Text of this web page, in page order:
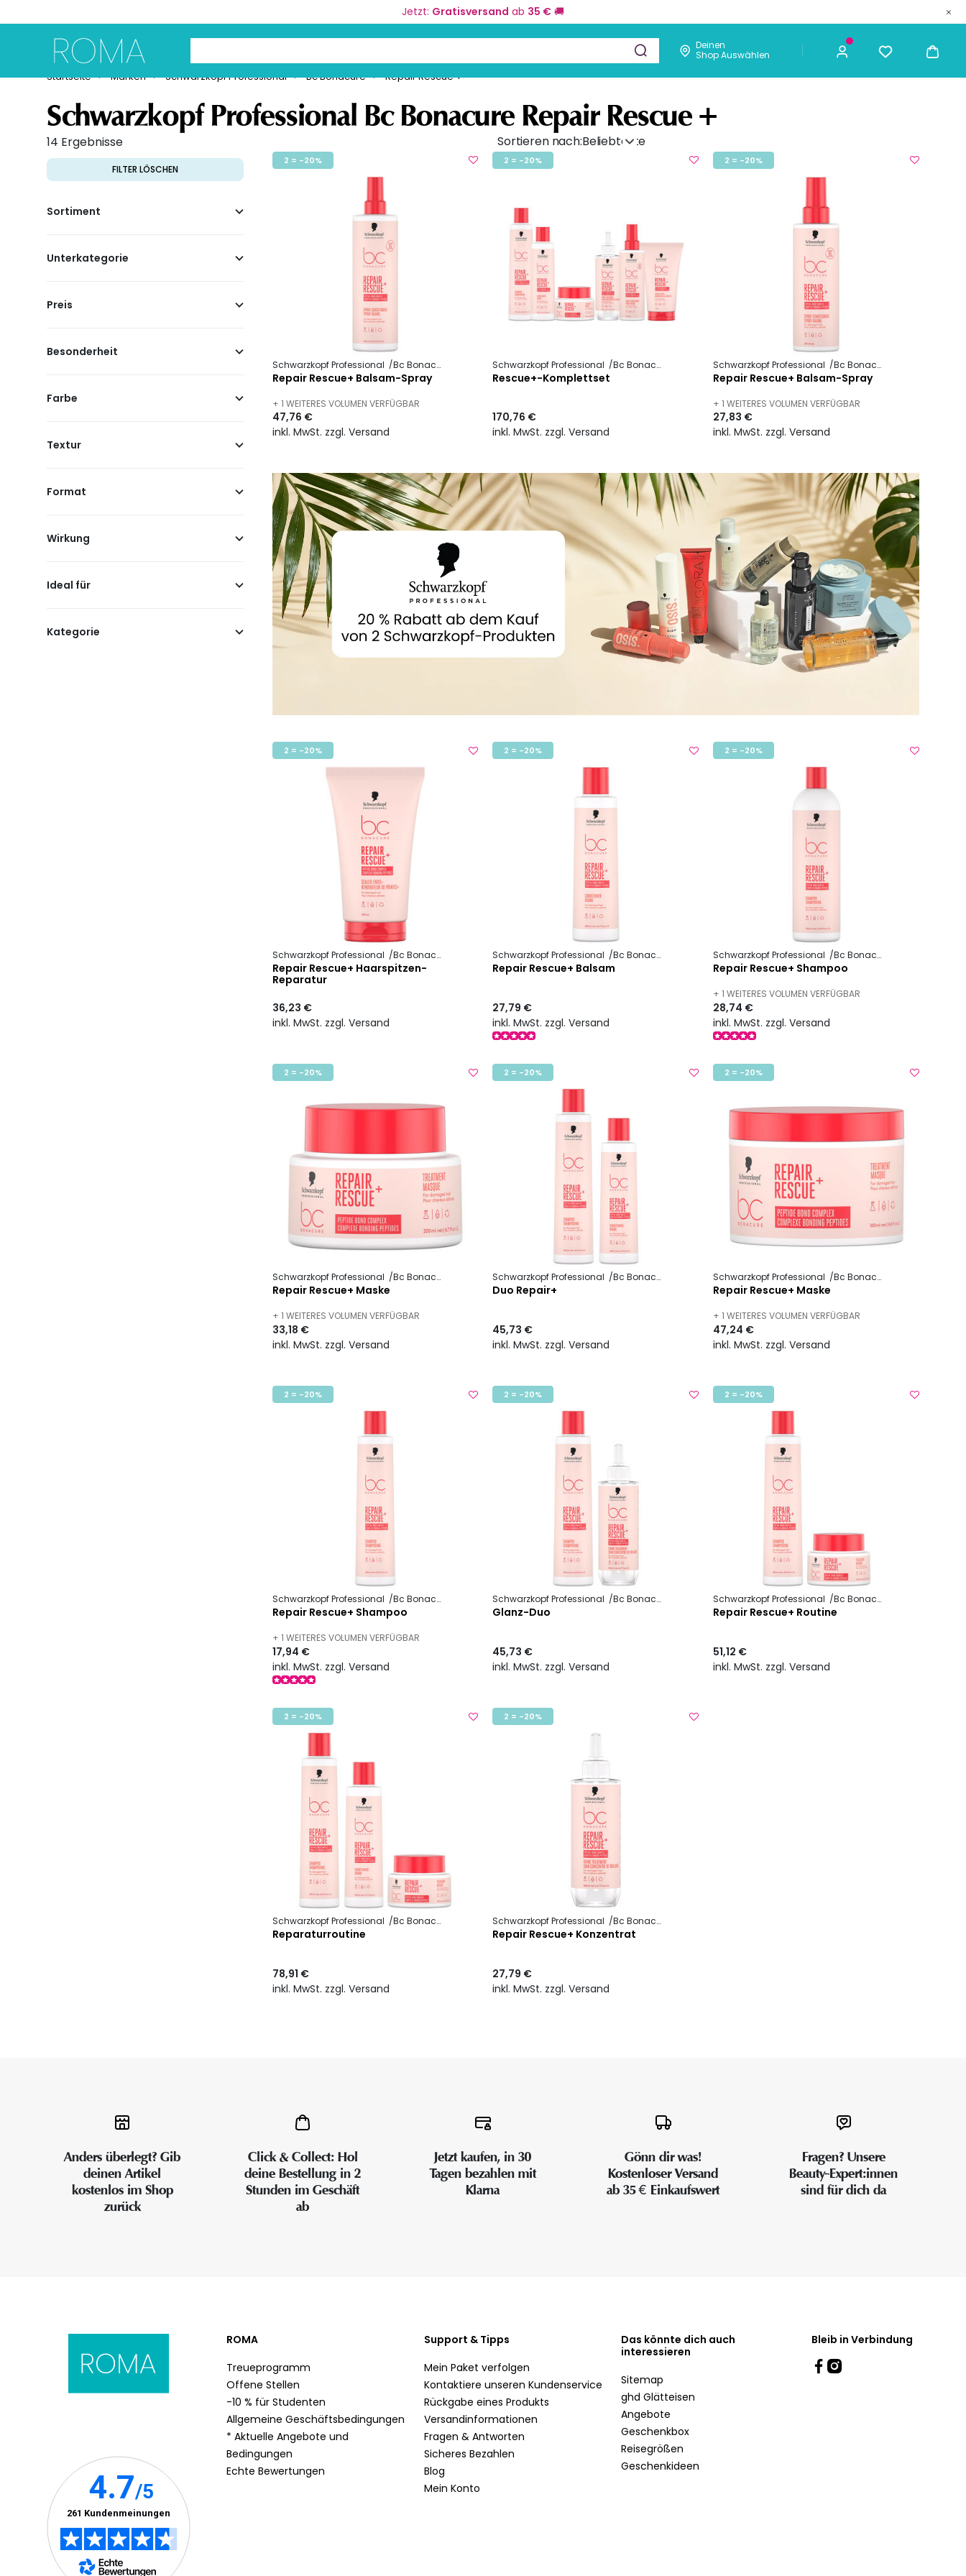
Jetzt: Gratisversand ab 35 € 🚚
Deinen
Shop Auswählen
Marken Kosmetik Männer
Chaarmant
Startseite
Marken Schwarzkopf Professional Bc Bonacure Repair Rescue +
Schwarzkopf Professional Bc Bonacure Repair Rescue +
Sortieren nach:Beliebteste
14 Ergebnisse
FILTER LÖSCHEN
Sortiment
Unterkategorie
Preis
Besonderheit
Farbe
Textur
Format
Wirkung
Ideal für
Kategorie
2 = -20%
Schwarzkopf Professional Bc Bonacure Repair Rescue +
Repair Rescue+ Balsam-Spray
+ 1 WEITERES VOLUMEN VERFÜGBAR
47,76 €
inkl. MwSt. zzgl. Versand
2 = -20%
Schwarzkopf Professional Bc Bonacure Repair Rescue +
Rescue+-Komplettset
170,76 €
inkl. MwSt. zzgl. Versand
2 = -20%
Schwarzkopf Professional Bc Bonacure
Repair Rescue+ Balsam-Spray
+ 1 WEITERES VOLUMEN VERFÜGBAR
27,83 €
inkl. MwSt. zzgl. Versand
2 = -20%
Schwarzkopf Professional Bc Bonacure Repair Rescue +
Repair Rescue+ Haarspitzen-
Reparatur
36,23 €
inkl. MwSt. zzgl. Versand
2 = -20%
Schwarzkopf Professional Bc Bonacure Repair Rescue +
Repair Rescue+ Balsam
27,79 €
inkl. MwSt. zzgl. Versand
2 = -20%
Schwarzkopf Professional Bc Bonacure
Repair Rescue+ Shampoo
+ 1 WEITERES VOLUMEN VERFÜGBAR
28,74 €
inkl. MwSt. zzgl. Versand
2 = -20%
Schwarzkopf Professional Bc Bonacure Repair Rescue +
Repair Rescue+ Maske
+ 1 WEITERES VOLUMEN VERFÜGBAR
33,18 €
inkl. MwSt. zzgl. Versand
2 = -20%
Schwarzkopf Professional Bc Bonacure Repair Rescue +
Duo Repair+
45,73 €
inkl. MwSt. zzgl. Versand
2 = -20%
Schwarzkopf Professional Bc Bonacure
Repair Rescue+ Maske
+ 1 WEITERES VOLUMEN VERFÜGBAR
47,24 €
inkl. MwSt. zzgl. Versand
2 = -20%
Schwarzkopf Professional Bc Bonacure Repair Rescue +
Repair Rescue+ Shampoo
+ 1 WEITERES VOLUMEN VERFÜGBAR
17,94 €
inkl. MwSt. zzgl. Versand
2 = -20%
Schwarzkopf Professional Bc Bonacure Repair Rescue +
Glanz-Duo
45,73 €
inkl. MwSt. zzgl. Versand
2 = -20%
Schwarzkopf Professional Bc Bonacure
Repair Rescue+ Routine
51,12 €
inkl. MwSt. zzgl. Versand
2 = -20%
Schwarzkopf Professional Bc Bonacure Repair Rescue +
Reparaturroutine
78,91 €
inkl. MwSt. zzgl. Versand
2 = -20%
Schwarzkopf Professional Bc Bonacure
Repair Rescue+ Konzentrat
27,79 €
inkl. MwSt. zzgl. Versand
Anders überlegt? Gib
deinen Artikel
kostenlos im Shop
zurück
Click & Collect: Hol
deine Bestellung in 2
Stunden im Geschäft
ab
Jetzt kaufen, in 30
Tagen bezahlen mit
Klarna
Gönn dir was!
Kostenloser Versand
ab 35 € Einkaufswert
Fragen? Unsere
Beauty-Expert:innen
sind für dich da
ROMA
Treueprogramm
Offene Stellen
-10 % für Studenten
Allgemeine Geschäftsbedingungen
* Aktuelle Angebote und
Bedingungen
Echte Bewertungen
Support & Tipps
Mein Paket verfolgen
Kontaktiere unseren Kundenservice
Rückgabe eines Produkts
Versandinformationen
Fragen & Antworten
Sicheres Bezahlen
Blog
Mein Konto
Das könnte dich auch
interessieren
Sitemap
ghd Glätteisen
Angebote
Geschenkbox
Reisegrößen
Geschenkideen
Bleib in Verbindung